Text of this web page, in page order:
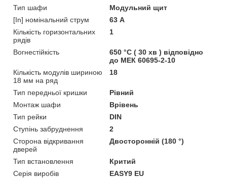
Тип шафи
Модульний щит
[In] номінальний струм
63 А
Кількість горизонтальних
рядів
1
Вогнестійкість
650 °C ( 30 хв ) відповідно
до МЕК 60695-2-10
Кількість модулів шириною
18 мм на ряд
18
Тип передньої кришки
Рівний
Монтаж шафи
Врівень
Тип рейки
DIN
Ступінь забруднення
2
Сторона відкривання
дверей
Двосторонній (180 °)
Тип встановлення
Критий
Серія виробів
EASY9 EU